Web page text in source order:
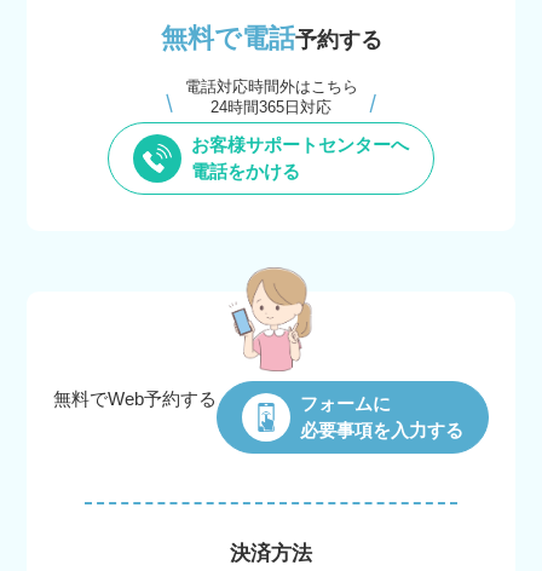
無料で電話予約する
電話対応時間外はこちら
24時間365日対応
お客様サポートセンターへ
電話をかける
無料でWeb予約する
フォームに
必要事項を入力する
決済方法